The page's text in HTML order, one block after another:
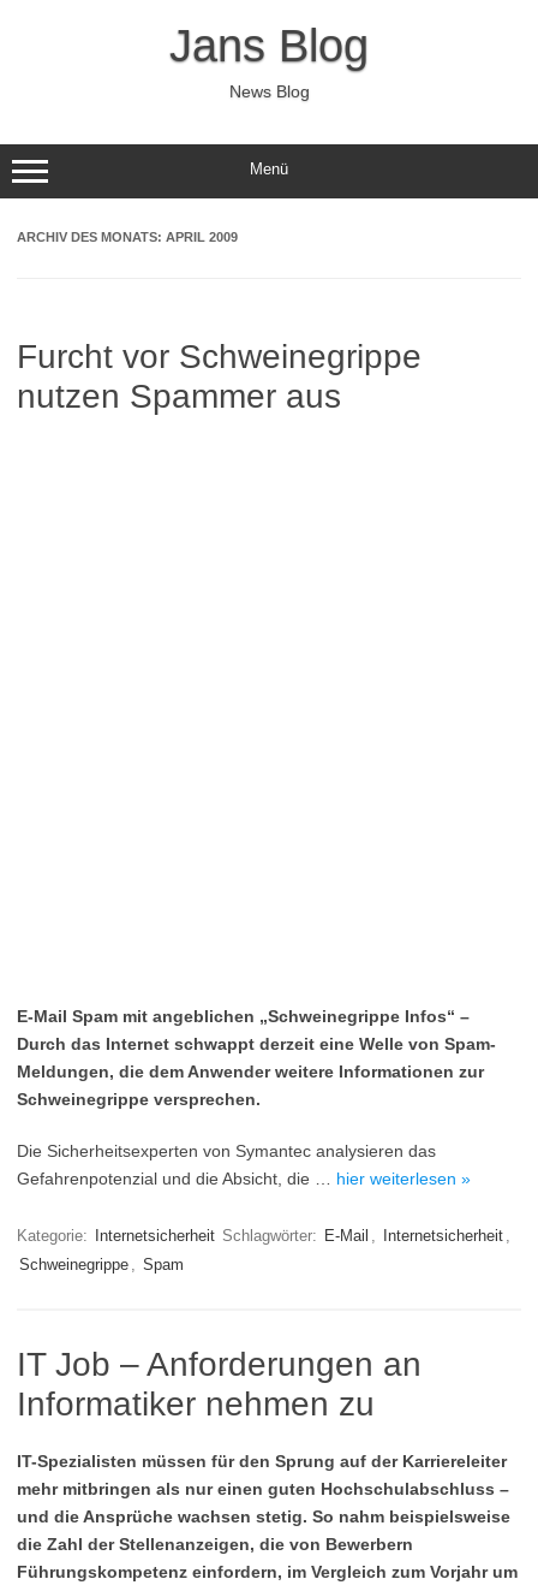
Jans Blog
News Blog
Menü
ARCHIV DES MONATS: APRIL 2009
Furcht vor Schweinegrippe
nutzen Spammer aus
E-Mail Spam mit angeblichen „Schweinegrippe Infos“ –
Durch das Internet schwappt derzeit eine Welle von Spam-
Meldungen, die dem Anwender weitere Informationen zur
Schweinegrippe versprechen.
Die Sicherheitsexperten von Symantec analysieren das
Gefahrenpotenzial und die Absicht, die … hier weiterlesen »
Kategorie: Internetsicherheit Schlagwörter: E-Mail , Internetsicherheit ,
Schweinegrippe , Spam
IT Job – Anforderungen an
Informatiker nehmen zu
IT-Spezialisten müssen für den Sprung auf der Karriereleiter
mehr mitbringen als nur einen guten Hochschulabschluss –
und die Ansprüche wachsen stetig. So nahm beispielsweise
die Zahl der Stellenanzeigen, die von Bewerbern
Führungskompetenz einfordern, im Vergleich zum Vorjahr um